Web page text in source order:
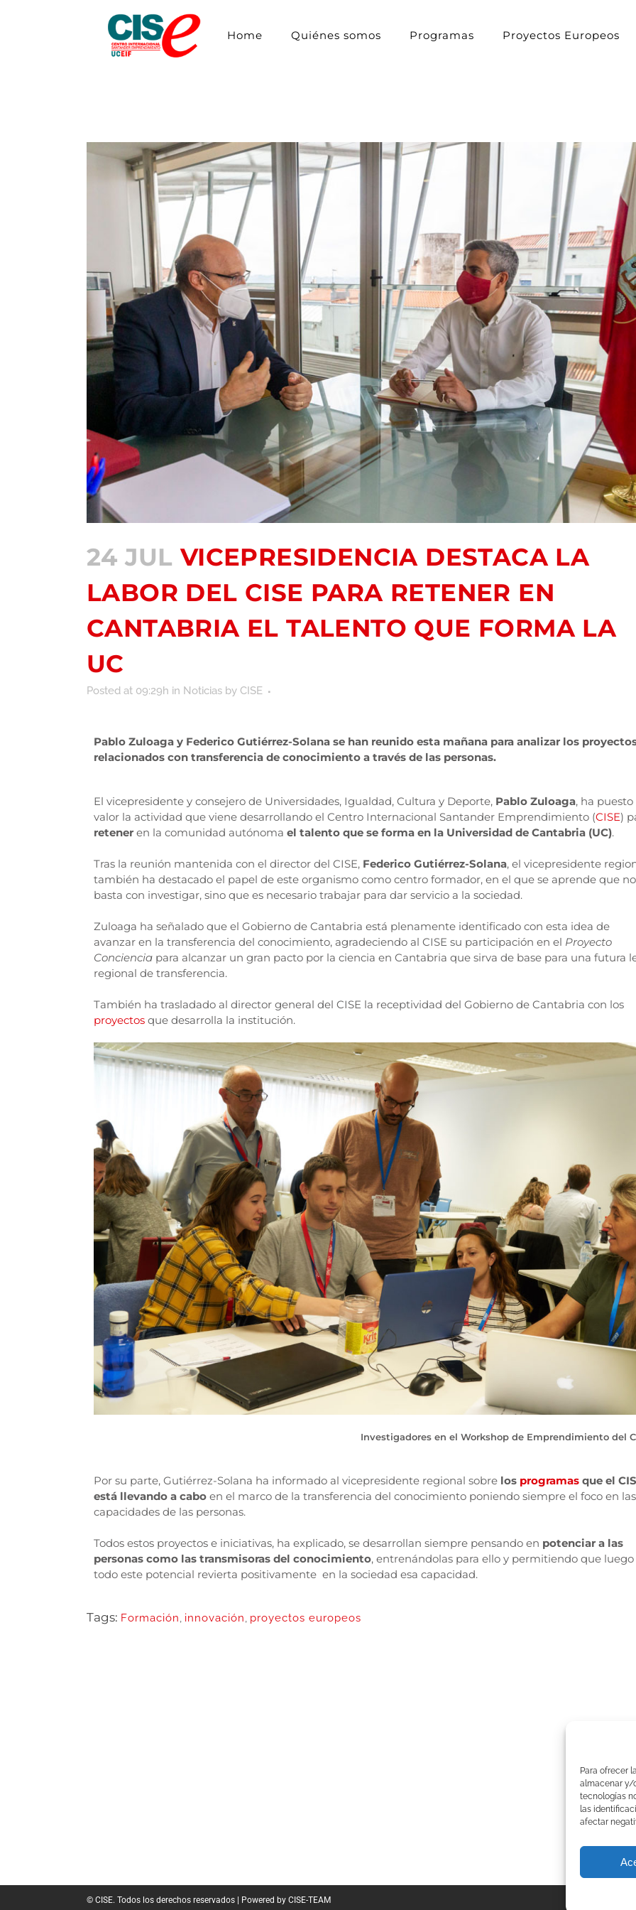
Para ofrecer
almacenar y/
tecnologías
las
afectar
Home Quiénes somos Programas Proyectos Europeos
24 JUL VICEPRESIDENCIA DESTACA LA
LABOR DEL CISE PARA RETENER EN
CANTABRIA EL TALENTO QUE FORMA LA
UC
Posted at 09:29h in Noticias by CISE
Pablo Zuloaga y Federico Gutiérrez-Solana se han reunido esta mañana para analizar los
relacionados con transferencia de conocimiento a través de las personas.
El vicepresidente y consejero de Universidades, Igualdad, Cultura y Deporte, Pablo Zuloaga, ha puesto
valor la actividad que viene desarrollando el Centro Internacional Santander Emprendimiento (CISE)
retener en la comunidad autónoma el talento que se forma en la Universidad de Cantabria (UC).
Tras la reunión mantenida con el director del CISE, Federico Gutiérrez-Solana, el vicepresidente
también ha destacado el papel de este organismo como centro formador, en el que se aprende que no
basta con investigar, sino que es necesario trabajar para dar servicio a la sociedad.
Zuloaga ha señalado que el Gobierno de Cantabria está plenamente identificado con esta idea de
avanzar en la transferencia del conocimiento, agradeciendo al CISE su participación en el Proyecto
Conciencia para alcanzar un gran pacto por la ciencia en Cantabria que sirva de base para una futura
regional de transferencia.
También ha trasladado al director general del CISE la receptividad del Gobierno de Cantabria con los
proyectos que desarrolla la institución.
Investigadores en el Workshop de Emprendimiento del
Por su parte, Gutiérrez-Solana ha informado al vicepresidente regional sobre los programas que el
está llevando a cabo en el marco de la transferencia del conocimiento poniendo siempre el foco en las
capacidades de las personas.
Todos estos proyectos e iniciativas, ha explicado, se desarrollan siempre pensando en potenciar a las
personas como las transmisoras del conocimiento, entrenándolas para ello y permitiendo que luego
todo este potencial revierta positivamente en la sociedad esa capacidad.
Tags: Formación, innovación, proyectos europeos
© CISE. Todos los derechos reservados | Powered by CISE-TEAM